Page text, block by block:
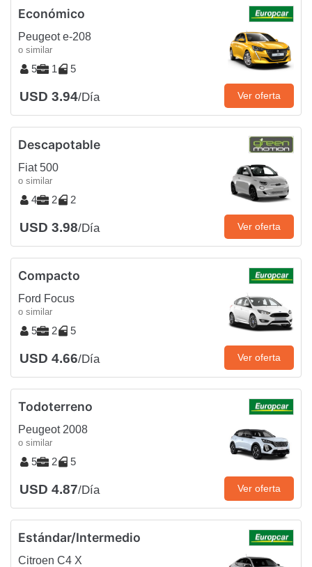
Económico
Peugeot e-208
o similar
5 1 5
USD 3.94/Día Ver oferta
Descapotable
Fiat 500
o similar
4 2 2
USD 3.98/Día Ver oferta
Compacto
Ford Focus
o similar
5 2 5
USD 4.66/Día Ver oferta
Todoterreno
Peugeot 2008
o similar
5 2 5
USD 4.87/Día Ver oferta
Estándar/Intermedio
Citroen C4 X